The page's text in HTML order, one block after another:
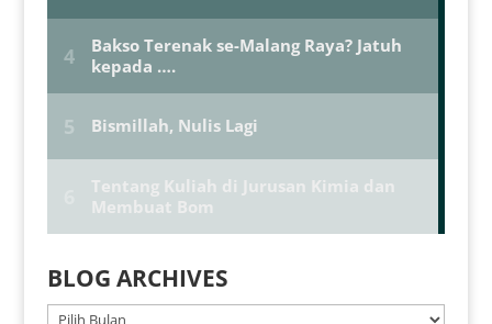
BLOG ARCHIVES
BLOG